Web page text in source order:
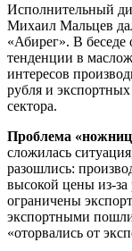
Исполнительный
Михаил Мальцев
«Абирег». В
тенденции в
интересов
рубля и
сектора.
Проблема
сложилась
разошлись:
высокой цены из-за
ограничены
экспортными
«оторвались от